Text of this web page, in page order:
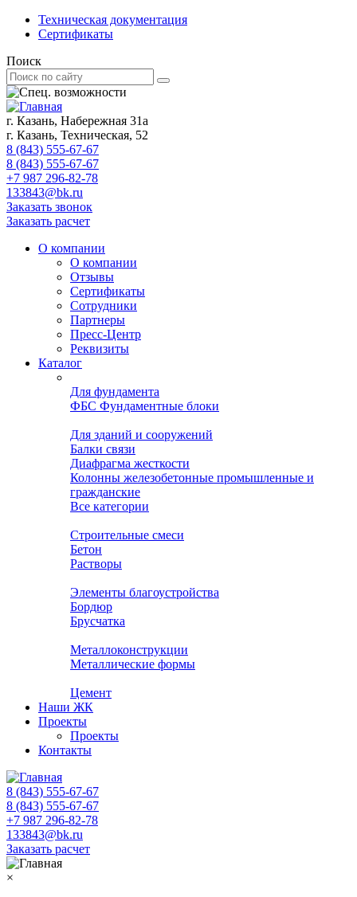
Техническая документация
Сертификаты
Поиск
г. Казань, Набережная 31а
г. Казань, Техническая, 52
8 (843) 555-67-67
8 (843) 555-67-67
+7 987 296-82-78
133843@bk.ru
Заказать звонок
Заказать расчет
О компании
О компании
Отзывы
Сертификаты
Сотрудники
Партнеры
Пресс-Центр
Реквизиты
Каталог
Для фундамента
ФБС Фундаментные блоки
Для зданий и сооружений
Балки связи
Диафрагма жесткости
Колонны железобетонные промышленные и
гражданские
Все категории
Строительные смеси
Бетон
Растворы
Элементы благоустройства
Бордюр
Брусчатка
Металлоконструкции
Металлические формы
Цемент
Наши ЖК
Проекты
Проекты
Контакты
8 (843) 555-67-67
8 (843) 555-67-67
+7 987 296-82-78
133843@bk.ru
Заказать расчет
×